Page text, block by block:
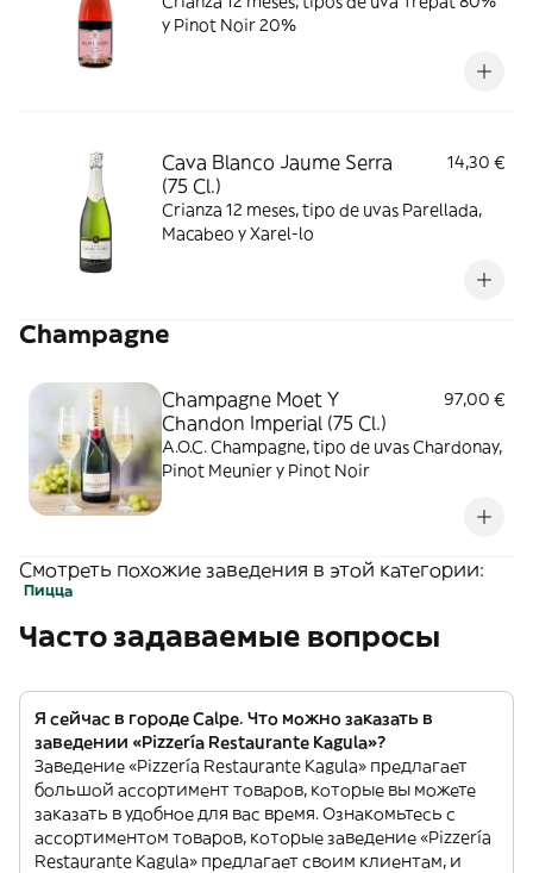
y Pinot Noir 20%
Cava Blanco Jaume Serra
(75 Cl.)
14,30 €
Crianza 12 meses, tipo de uvas Parellada,
Macabeo y Xarel-lo
Champagne
Champagne Moet Y
Chandon Imperial (75 Cl.)
97,00 €
A.O.C. Champagne, tipo de uvas Chardonay,
Pinot Meunier y Pinot Noir
Смотреть похожие заведения в этой категории:
Пицца
Часто задаваемые вопросы
Я сейчас в городе Calpe. Что можно заказать в
заведении «Pizzería Restaurante Kagula»?
Заведение «Pizzería Restaurante Kagula» предлагает
большой ассортимент товаров, которые вы можете
заказать в удобное для вас время. Ознакомьтесь с
ассортиментом товаров, которые заведение «Pizzería
Restaurante Kagula» предлагает своим клиентам, и